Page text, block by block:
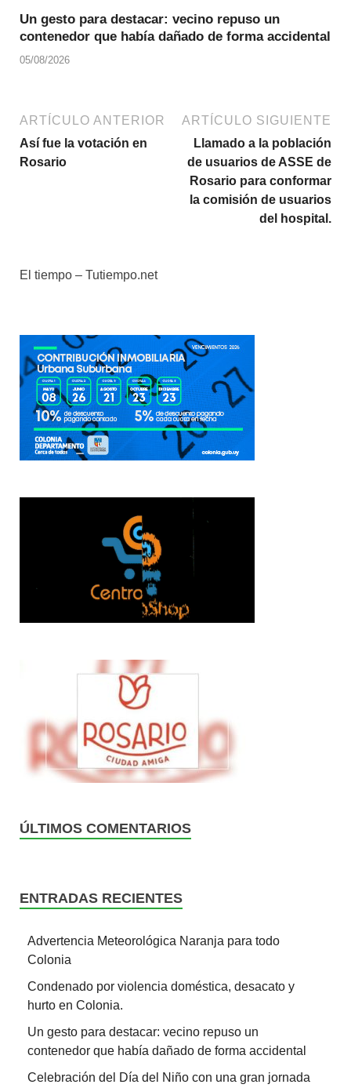
Un gesto para destacar: vecino repuso un
contenedor que había dañado de forma accidental
05/08/2026
ARTÍCULO ANTERIOR
Así fue la votación en
Rosario
ARTÍCULO SIGUIENTE
Llamado a la población
de usuarios de ASSE de
Rosario para conformar
la comisión de usuarios
del hospital.
El tiempo – Tutiempo.net
ÚLTIMOS COMENTARIOS
ENTRADAS RECIENTES
Advertencia Meteorológica Naranja para todo
Colonia
Condenado por violencia doméstica, desacato y
hurto en Colonia.
Un gesto para destacar: vecino repuso un
contenedor que había dañado de forma accidental
Celebración del Día del Niño con una gran jornada